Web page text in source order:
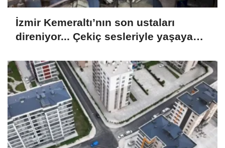
İzmir Kemeraltı’nın son ustaları
direniyor... Çekiç sesleriyle yaşayan